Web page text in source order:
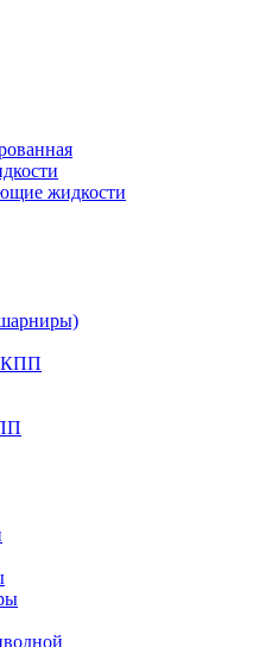
жидкости
КПП